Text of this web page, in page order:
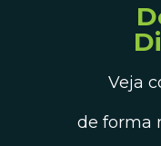
Veja
de forma